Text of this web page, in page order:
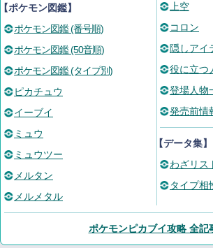
ポケモン図鑑】
ポケモン図鑑 (番号順)
ポケモン図鑑 (50音順)
ポケモン図鑑 (タイプ別)
ピカチュウ
イーブイ
ミュウ
ミュウツー
メルタン
メルメタル
上空
コロン
隠しアイ
役に立つ
登場人物
発売前情
【データ集】
わざリス
タイプ相
ポケモンピカブイ攻略 全記